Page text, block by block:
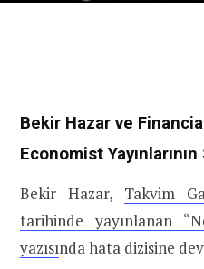
Bekir Hazar ve
Economist
Bekir Hazar, Takvim
tarihinde yayınlanan
yazısında hata dizisine